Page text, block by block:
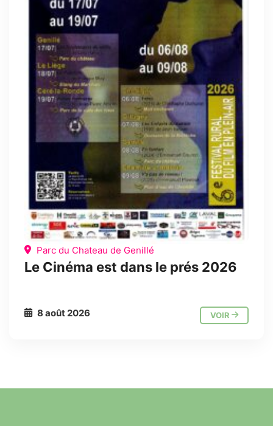
Parc du Chateau de Genillé
Le Cinéma est dans le prés 2026
8 août 2026 VOIR